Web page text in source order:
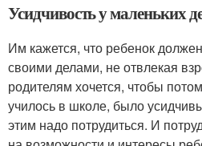
Усидчивость у маленьких
Им кажется, что ребенок
своими делами, не отвлекая
родителям хочется, чтобы
училось в школе, было
этим надо потрудиться. И